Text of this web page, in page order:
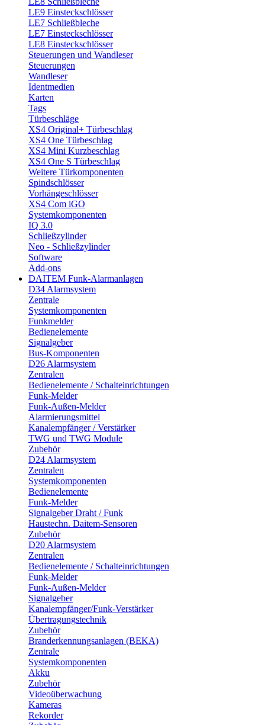
LE9 Einsteckschlösser
LE7 Schließbleche
LE7 Einsteckschlösser
LE8 Einsteckschlösser
Steuerungen und Wandleser
Steuerungen
Wandleser
Identmedien
Karten
Tags
Türbeschläge
XS4 Original+ Türbeschlag
XS4 One Türbeschlag
XS4 Mini Kurzbeschlag
XS4 One S Türbeschlag
Weitere Türkomponenten
Spindschlösser
Vorhängeschlösser
XS4 Com iGO
Systemkomponenten
IQ 3.0
Schließzylinder
Neo - Schließzylinder
Software
Add-ons
DAITEM Funk-Alarmanlagen
D34 Alarmsystem
Zentrale
Systemkomponenten
Funkmelder
Bedienelemente
Signalgeber
Bus-Komponenten
D26 Alarmsystem
Zentralen
Bedienelemente / Schalteinrichtungen
Funk-Melder
Funk-Außen-Melder
Alarmierungsmittel
Kanalempfänger / Verstärker
TWG und TWG Module
Zubehör
D24 Alarmsystem
Zentralen
Systemkomponenten
Bedienelemente
Funk-Melder
Signalgeber Draht / Funk
Haustechn. Daitem-Sensoren
Zubehör
D20 Alarmsystem
Zentralen
Bedienelemente / Schalteinrichtungen
Funk-Melder
Funk-Außen-Melder
Signalgeber
Kanalempfänger/Funk-Verstärker
Übertragungstechnik
Zubehör
Branderkennungsanlagen (BEKA)
Zentrale
Systemkomponenten
Akku
Zubehör
Videoüberwachung
Kameras
Rekorder